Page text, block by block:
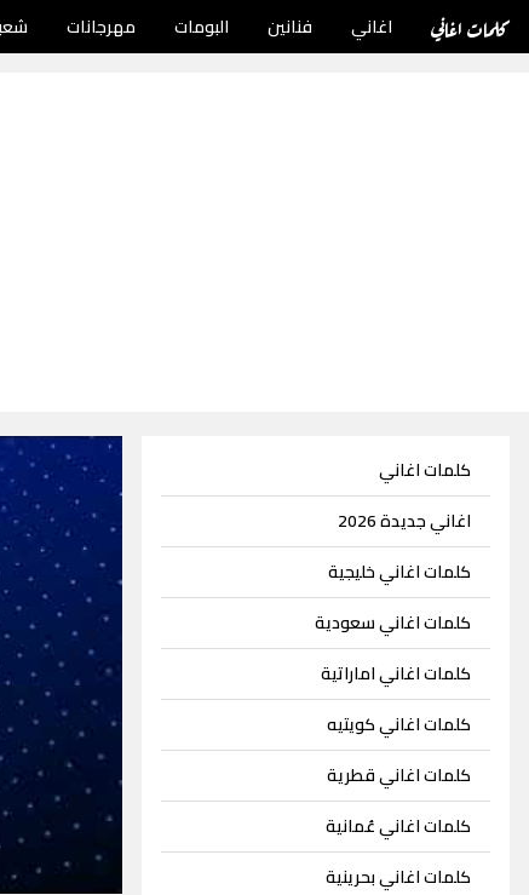
كلمات اغاني اغاني فنانين البومات مهرجانات
كلمات اغاني
اغاني جديدة 2026
كلمات اغاني خليجية
كلمات اغاني سعودية
كلمات اغاني اماراتية
كلمات اغاني كويتيه
كلمات اغاني قطرية
كلمات اغاني عُمانية
كلمات اغاني بحرينية